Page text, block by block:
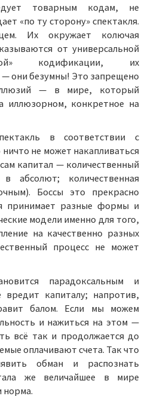
товарным кодам, не
«по ту сторону» спектакля.
Их окружает колючая
от универсальной
кодификации, их
они безумны! Это запрещено
— в мире, который
иллюзорном, конкретное на
в соответствии с
не может накапливаться
капитал — количественный
абсолют; количественная
Боссы это прекрасно
принимает разные формы и
модели именно для того,
на качественно разных
процесс не может
парадоксальным и
капиталу; напротив,
балом. Если мы можем
и нажиться на этом —
всё так и продолжается до
оплачивают счета. Так что
обман и распознать
же величайшее в мире
норма.